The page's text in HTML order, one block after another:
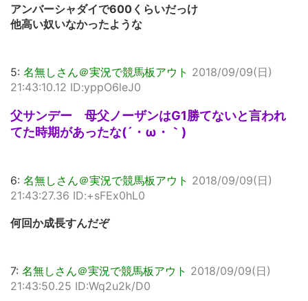
アンバーシャダイで600くらいだっけ
他高い奴いなかったような
5: 名無しさん＠実況で競馬板アウト 2018/09/09(日)
21:43:10.12 ID:yppO6leJ0
父サンデー 母父ノーザンはG1勝てないと言われ
てた時期があったな(´・ω・｀)
6: 名無しさん＠実況で競馬板アウト 2018/09/09(日)
21:43:27.36 ID:+sFEx0hL0
何回か成長すんだぞ
7: 名無しさん＠実況で競馬板アウト 2018/09/09(日)
21:43:50.25 ID:Wq2u2k/D0